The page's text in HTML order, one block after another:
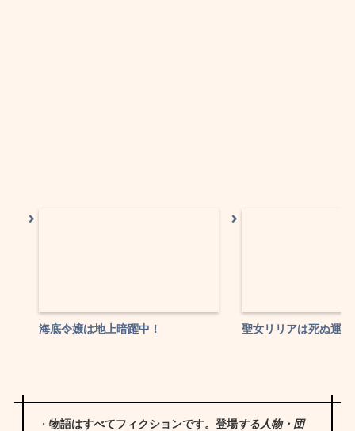
海底令嬢は地上暗躍中！ 聖女リリアは死ぬ運
・物語はすべてフィクションです。登場する人物・団